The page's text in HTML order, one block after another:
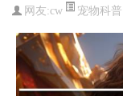
网友:cw 宠物科普